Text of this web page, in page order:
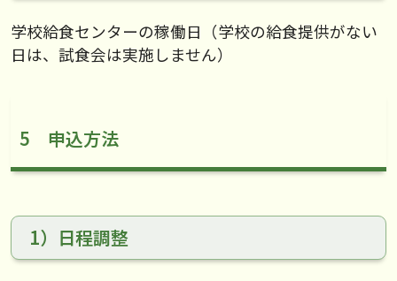
学校給食センターの稼働日（学校の給食提供がない
日は、試食会は実施しません）
5 申込方法
1）日程調整